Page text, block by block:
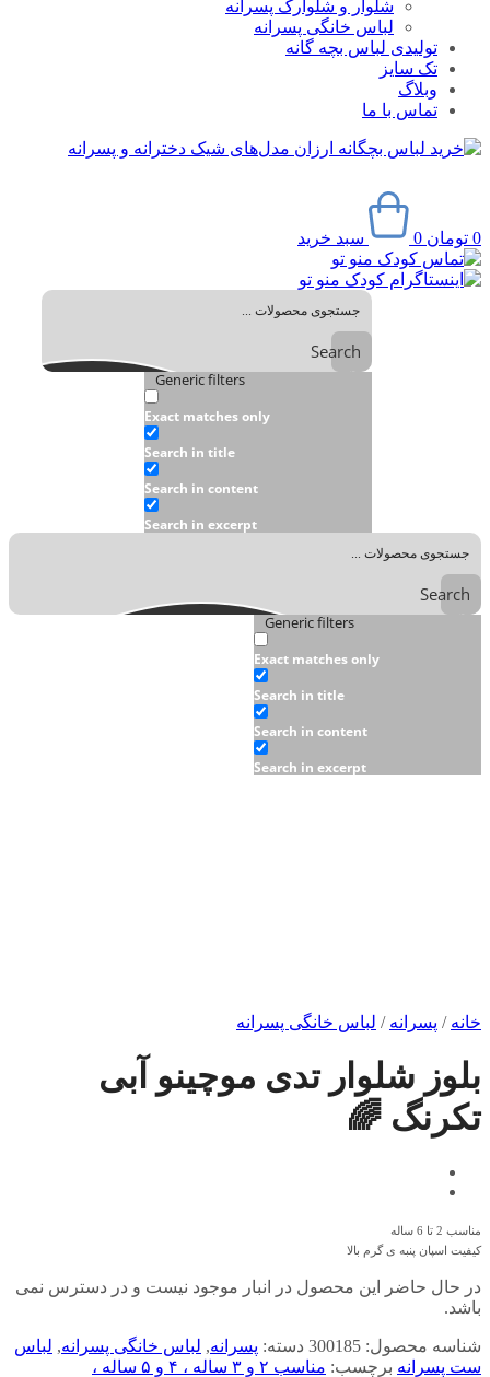
شلوار و شلوارک پسرانه
لباس خانگی پسرانه
تولیدی لباس بچه گانه
تک سایز
وبلاگ
تماس با ما
0 تومان 0 سبد خرید
Search
Generic filters
Exact matches only
Search in title
Search in content
Search in excerpt
Search
Generic filters
Exact matches only
Search in title
Search in content
Search in excerpt
خانه / پسرانه / لباس خانگی پسرانه
بلوز شلوار تدی موچینو آبی
تکرنگ 🌈
مناسب 2 تا 6 ساله
کیفیت اسپان پنبه ی گرم بالا
در حال حاضر این محصول در انبار موجود نیست و در دسترس نمی
باشد.
شناسه محصول: 300185 دسته: پسرانه, لباس خانگی پسرانه, لباس
ست پسرانه برچسب: مناسب ۲ و ۳ ساله ، ۴ و ۵ ساله ،